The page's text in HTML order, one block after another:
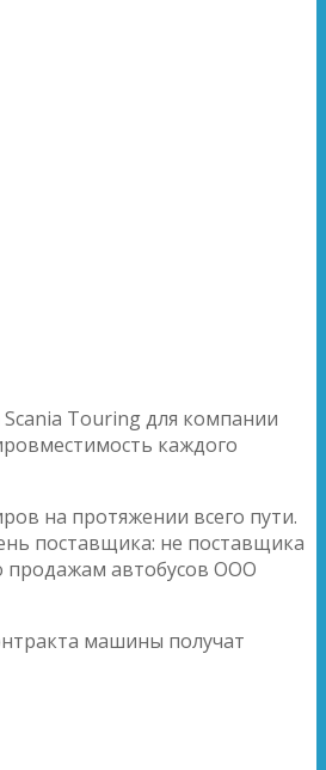
Touring для компании
каждого
на протяжении всего пути.
поставщика: не поставщика
продажам автобусов ООО
машины получат